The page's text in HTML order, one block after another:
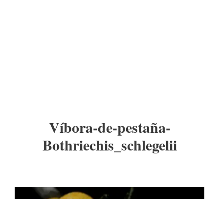
Víbora-de-pestaña-
Bothriechis_schlegelii